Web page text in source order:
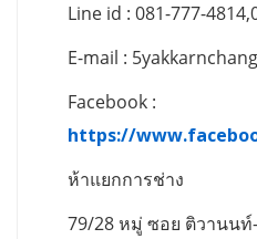
Line id : 081-777-
E-mail :
Facebook :
https://
ห้าแยกการช่าง
79/28 หมู่ ซอย ติวานนท์